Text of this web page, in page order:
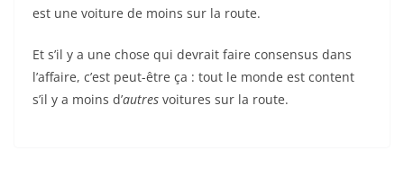
est une voiture de moins sur la route.
Et s’il y a une chose qui devrait faire consensus dans
l’affaire, c’est peut-être ça : tout le monde est content
s’il y a moins d’autres voitures sur la route.